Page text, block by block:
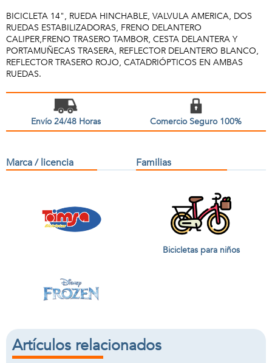
BICICLETA 14", RUEDA HINCHABLE, VALVULA AMERICA, DOS
RUEDAS ESTABILIZADORAS, FRENO DELANTERO
CALIPER,FRENO TRASERO TAMBOR, CESTA DELANTERA Y
PORTAMUÑECAS TRASERA, REFLECTOR DELANTERO BLANCO,
REFLECTOR TRASERO ROJO, CATADRIÓPTICOS EN AMBAS
RUEDAS.
Envío 24/48 Horas Comercio Seguro 100%
Marca / licencia Familias
Bicicletas para niños
Artículos relacionados